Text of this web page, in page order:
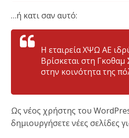
…ή κατι σαν αυτό:
Η εταιρεία ΧΨΩ ΑΕ
Βρίσκεται στη Γκοθαμ
στην κοινότητα της
Ως νέος χρήστης του
δημιουργήσετε νέες σελίδες